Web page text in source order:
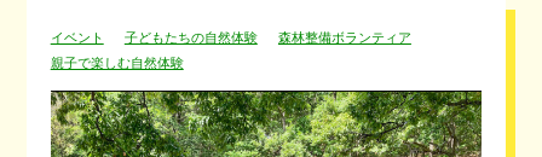
イベント 子どもたちの自然体験
森林整備ボランティア
親子で楽しむ自然体験